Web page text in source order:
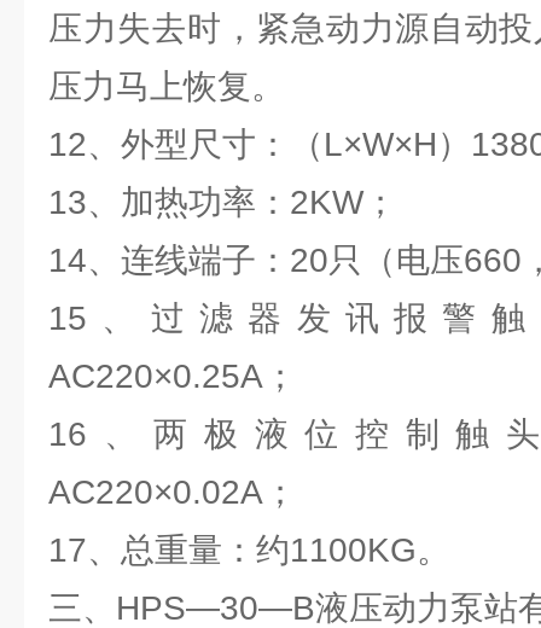
压力失去时，紧急动力源自动
压力马上恢复。
12、外型尺寸：（L×W×H）
13、加热功率：2KW；
14、连线端子：20只（电压660
15、过滤器发讯报警触
AC220×0.25A；
16、两极液位控制触头
AC220×0.02A；
17、总重量：约1100KG。
三、HPS—30—B液压动力泵站